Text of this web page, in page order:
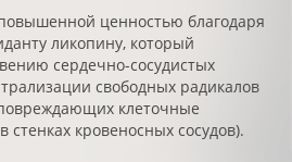
ценностью благодаря
ликопину, который
сердечно-сосудистых
свободных радикалов
клеточные
стенках кровеносных сосудов).